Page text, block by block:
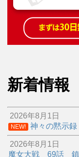
新着情報
2026年8月1日
NEW! 神々の黙示
2026年8月1日
魔女大戦 69話